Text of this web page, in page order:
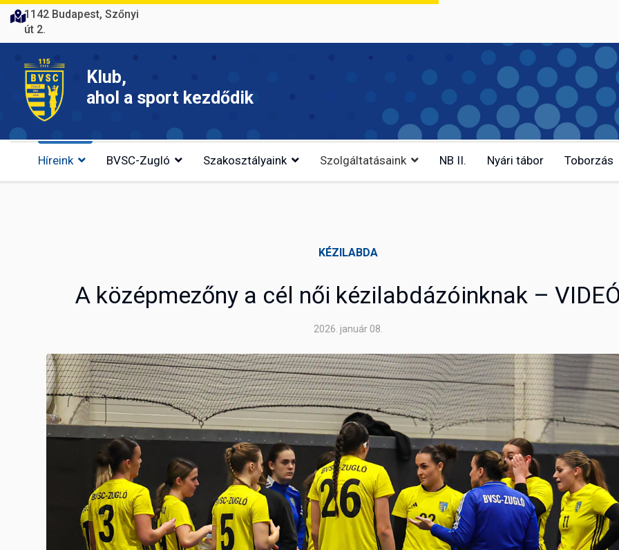
1142 Budapest, Szőnyi
út 2.
Klub,
ahol a sport kezdődik
Híreink BVSC-Zugló Szakosztályaink Szolgáltatásaink NB II. Nyári tábor Toborzás
KÉZILABDA
A középmezőny a cél női kézilabdázóinknak – VIDEÓ
2026. január 08.